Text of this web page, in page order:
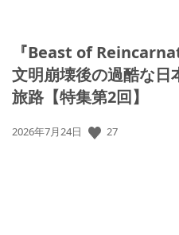
『Beast of
文明崩壊後の過酷な日
旅路【特集第2回】
公
2026年7月24日 27